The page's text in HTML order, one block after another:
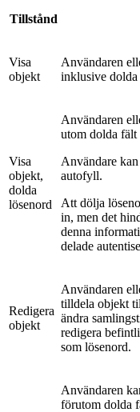
Tillstånd
Visa
objekt
Användaren
inklusive dolda
Visa
objekt,
dolda
lösenord
Användaren
utom dolda fält
Användare
autofyll.
Att dölja
in, men det
denna
delade
Redigera
objekt
Användaren
tilldela objekt
ändra
redigera
som lösenord.
Användaren
förutom dolda